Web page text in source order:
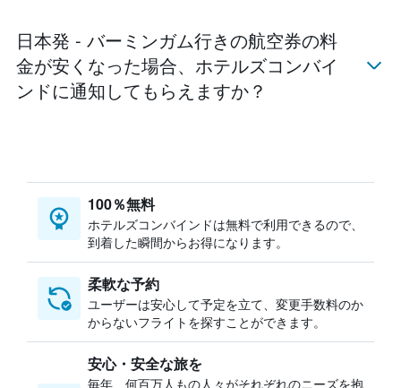
日本発 - バーミンガム行きの航空券の料
金が安くなった場合、ホテルズコンバイ
ンド​に通知してもらえますか？
100％無料
ホテルズコンバインドは無料で利用できるので、
到着した瞬間からお得になります。
柔軟な予約
ユーザーは安心して予定を立て、変更手数料のか
からないフライトを探すことができます。
安心・安全な旅を
毎年、何百万人もの人々がそれぞれのニーズを抱